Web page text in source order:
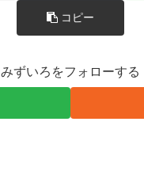
コピー
みずいろをフォローする